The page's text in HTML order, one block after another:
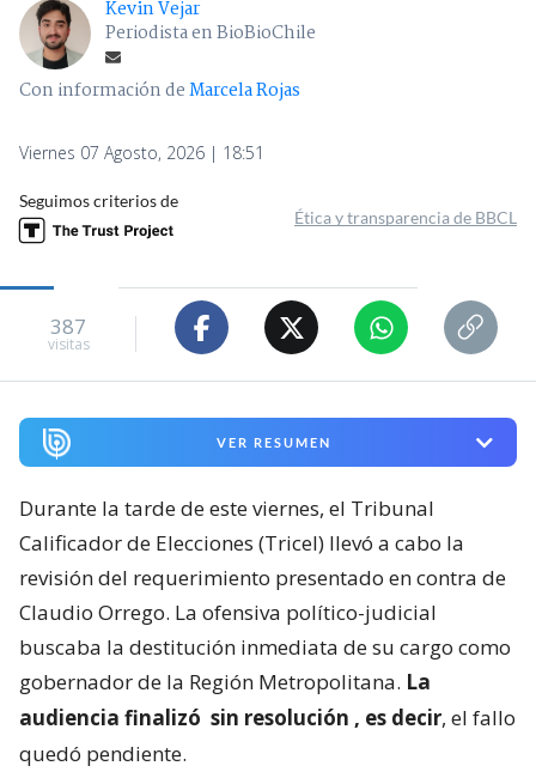
Kevin Vejar
Periodista en BioBioChile
Con información deMarcela Rojas
Viernes 07 Agosto, 2026 | 18:51
Seguimos criterios de
Ética y transparencia de BBCL
387
visitas
VER RESUMEN
Durante la tarde de este viernes, el Tribunal
Calificador de Elecciones (Tricel) llevó a cabo la
revisión del requerimiento presentado en contra de
Claudio Orrego. La ofensiva político-judicial
buscaba la destitución inmediata de su cargo como
gobernador de la Región Metropolitana. La
audiencia finalizó sin resolución , es decir, el fallo
quedó pendiente.